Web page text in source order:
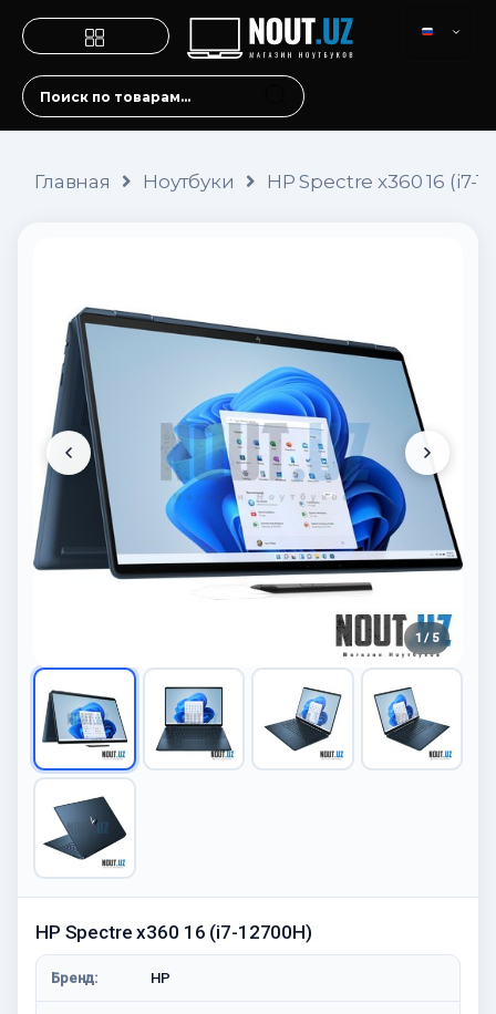
Главная Ноутбуки HP Spectre x360 16 (i7-
1 / 5
HP Spectre x360 16 (i7-12700H)
Бренд: HP